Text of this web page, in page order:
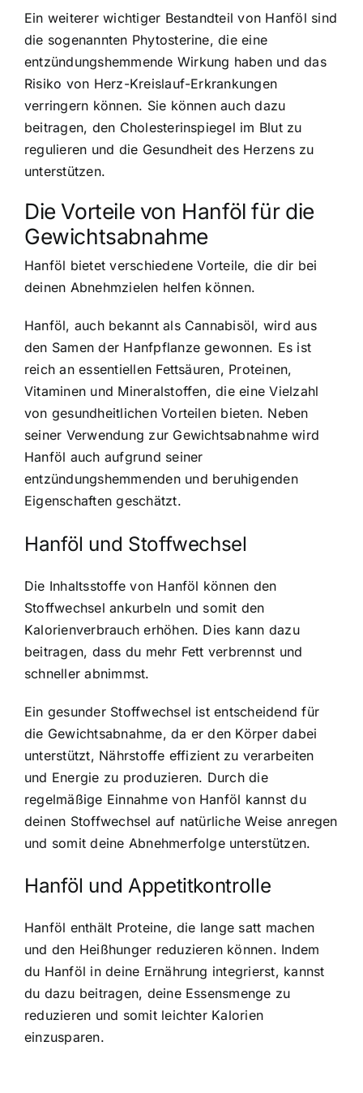
Ein weiterer wichtiger Bestandteil von Hanföl sind
die sogenannten Phytosterine, die eine
entzündungshemmende Wirkung haben und das
Risiko von Herz-Kreislauf-Erkrankungen
verringern können. Sie können auch dazu
beitragen, den Cholesterinspiegel im Blut zu
regulieren und die Gesundheit des Herzens zu
unterstützen.
Die Vorteile von Hanföl für die
Gewichtsabnahme
Hanföl bietet verschiedene Vorteile, die dir bei
deinen Abnehmzielen helfen können.
Hanföl, auch bekannt als Cannabisöl, wird aus
den Samen der Hanfpflanze gewonnen. Es ist
reich an essentiellen Fettsäuren, Proteinen,
Vitaminen und Mineralstoffen, die eine Vielzahl
von gesundheitlichen Vorteilen bieten. Neben
seiner Verwendung zur Gewichtsabnahme wird
Hanföl auch aufgrund seiner
entzündungshemmenden und beruhigenden
Eigenschaften geschätzt.
Hanföl und Stoffwechsel
Die Inhaltsstoffe von Hanföl können den
Stoffwechsel ankurbeln und somit den
Kalorienverbrauch erhöhen. Dies kann dazu
beitragen, dass du mehr Fett verbrennst und
schneller abnimmst.
Ein gesunder Stoffwechsel ist entscheidend für
die Gewichtsabnahme, da er den Körper dabei
unterstützt, Nährstoffe effizient zu verarbeiten
und Energie zu produzieren. Durch die
regelmäßige Einnahme von Hanföl kannst du
deinen Stoffwechsel auf natürliche Weise anregen
und somit deine Abnehmerfolge unterstützen.
Hanföl und Appetitkontrolle
Hanföl enthält Proteine, die lange satt machen
und den Heißhunger reduzieren können. Indem
du Hanföl in deine Ernährung integrierst, kannst
du dazu beitragen, deine Essensmenge zu
reduzieren und somit leichter Kalorien
einzusparen.